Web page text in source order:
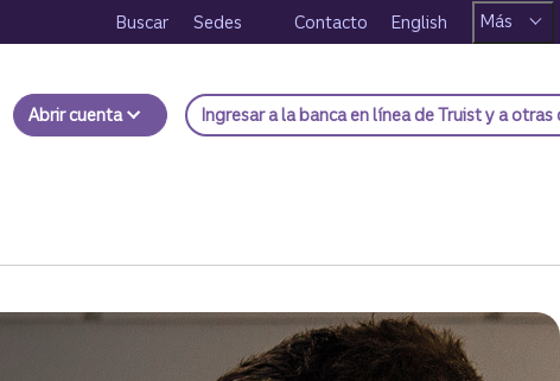
Buscar Sedes Contacto English Más
Abrir cuenta Ingresara la banca en línea de Truist y a otras